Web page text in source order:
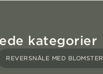
kategorier
REVERSNÅLE MED BLOMSTER